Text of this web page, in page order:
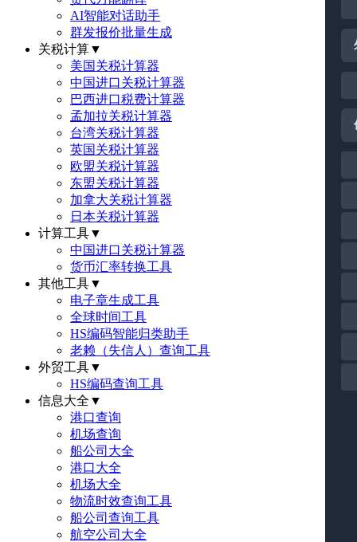
AI智能对话助手
群发报价批量生成
关税计算▼
美国关税计算器
中国进口关税计算器
巴西进口税费计算器
孟加拉关税计算器
台湾关税计算器
英国关税计算器
欧盟关税计算器
东盟关税计算器
加拿大关税计算器
日本关税计算器
计算工具▼
中国进口关税计算器
货币汇率转换工具
其他工具▼
电子章生成工具
全球时间工具
HS编码智能归类助手
老赖（失信人）查询工具
外贸工具▼
HS编码查询工具
信息大全 ▼
港口查询
机场查询
船公司大全
港口大全
机场大全
物流时效查询工具
船公司查询工具
航空公司大全